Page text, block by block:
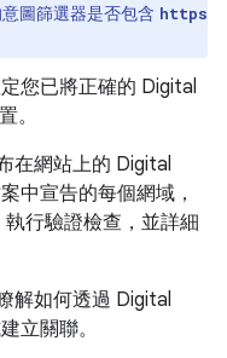
圖篩選器是否包含 https
定您已將正確的 Digital
。
在網站上的 Digital
中宣告的每個網域，
行驗證檢查，並詳細
解如何透過 Digital
立關聯。